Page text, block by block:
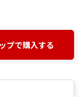
プで購入する